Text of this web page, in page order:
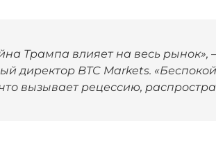
Трампа влияет на весь
директор BTC Markets.
вызывает рецессию,